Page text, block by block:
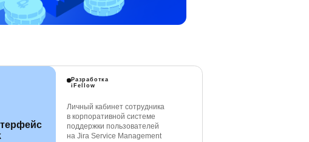
Разработка
iFellow
Личный кабинет сотрудника
в корпоративной системе
поддержки пользователей
на Jira Service Management